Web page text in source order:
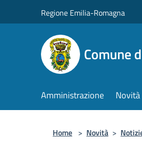
Regione Emilia-Romagna
Comune
Amministrazione Novità
Home > Novità >